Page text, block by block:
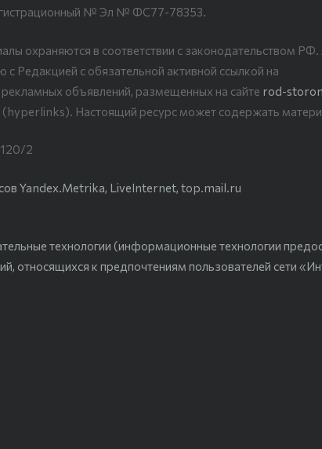
№ Эл № ФС77-78353.
охраняются в соответствии с законодательством
Редакцией с обязательной активной ссылкой на
рекламных объявлений, размещенных на сайте rod-
Настоящий ресурс может содержать
120/2
Yandex.Metrika, LiveInternet, top.mail.ru
технологии (информационные технологии
относящихся к предпочтениям пользователей сети